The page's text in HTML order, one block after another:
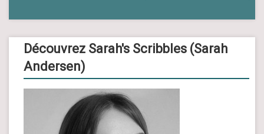
Découvrez Sarah's Scribbles (Sarah
Andersen)